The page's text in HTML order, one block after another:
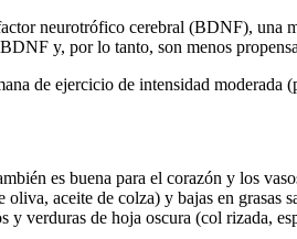
neurotrófico cerebral (BDNF), una
y, por lo tanto, son menos
de ejercicio de intensidad
es buena para el corazón y los
oliva, aceite de colza) y bajas en
y verduras de hoja oscura (col rizada,